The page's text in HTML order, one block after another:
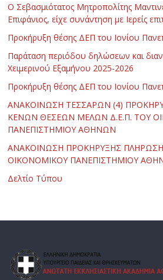
Ο Σεβασμιότατος Μητροπολίτης
Επιφάνιος, είχε συνάντηση με Ιερείς
Προκήρυξη θέσης ΔΕΠ του Ιονίου
Παράταση περιόδου δηλώσεων και
Χειμερινού Εξαμήνου 2025-2026
Προκήρυξη θέσης ΔΕΠ του Ιονίου
ΑΝΑΚΟΙΝΩΣΗ ΤΕΣΣΑΡΩΝ (4)
ΚΕΝΩΝ ΘΕΣΕΩΝ ΜΕΛΩΝ Δ.Ε.Π. ΤΟΥ
ΠΑΝΕΠΙΣΤΗΜΙΟΥ ΑΘΗΝΩΝ
ΑΝΑΚΟΙΝΩΣΗ ΠΡΟΚΗΡΥΞΗΣ
ΟΙΚΟΝΟΜΙΚΟΥ ΠΑΝΕΠΙΣΤΗΜΙΟΥ
Δελτίο Τύπου